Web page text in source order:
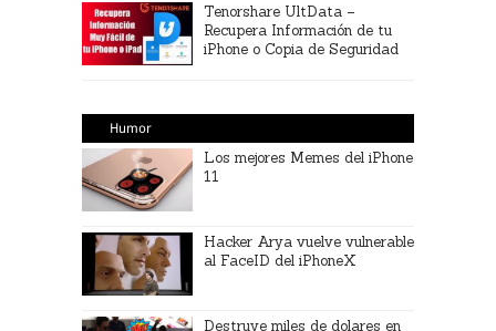
Tenorshare UltData –
Recupera Información de tu
iPhone o Copia de Seguridad
Humor
Los mejores Memes del iPhone
11
Hacker Arya vuelve vulnerable
al FaceID del iPhoneX
Destruye miles de dolares en